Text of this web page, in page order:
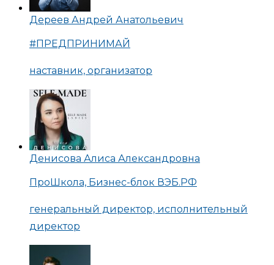
Дереев Андрей Анатольевич
#ПРЕДПРИНИМАЙ
наставник, организатор
Денисова Алиса Александровна
ПроШкола, Бизнес-блок ВЭБ.РФ
генеральный директор, исполнительный
директор